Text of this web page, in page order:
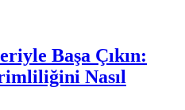
Başa Çıkın:
Nasıl